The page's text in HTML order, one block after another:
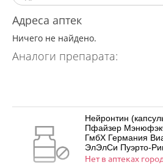
Адреса аптек
Ничего не найдено.
Аналоги препарата:
Нейронтин
Пфайзер
ГмбХ Германия
ЭлЭлСи Пуэрто-
Нет в аптеках